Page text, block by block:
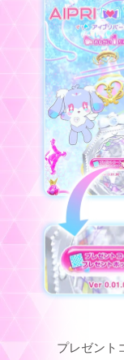
プレゼント